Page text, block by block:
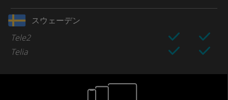
スウェーデン
Tele2
Telia